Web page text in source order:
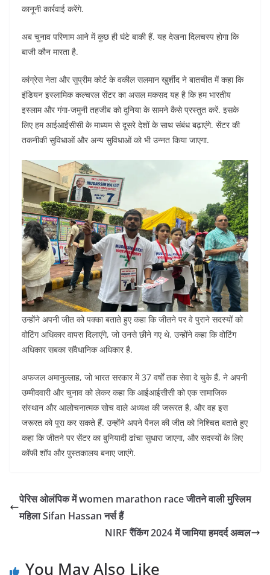
कानूनी कार्रवाई करेंगे.
अब चुनाव परिणाम आने में कुछ ही घंटे बाकी हैं. यह देखना दिलचस्प होगा कि
बाजी कौन मारता है.
कांग्रेस नेता और सुप्रीम कोर्ट के वकील सलमान खुर्शीद ने बातचीत में कहा कि
इंडियन इस्लामिक कल्चरल सेंटर का असल मकसद यह है कि हम भारतीय
इस्लाम और गंगा-जमुनी तहजीब को दुनिया के सामने कैसे प्रस्तुत करें. इसके
लिए हम आईआईसीसी के माध्यम से दूसरे देशों के साथ संबंध बढ़ाएंगे. सेंटर की
तकनीकी सुविधाओं और अन्य सुविधाओं को भी उन्नत किया जाएगा.
उन्होंने अपनी जीत को पक्का बताते हुए कहा कि जीतने पर वे पुराने सदस्यों को
वोटिंग अधिकार वापस दिलाएंगे, जो उनसे छीने गए थे. उन्होंने कहा कि वोटिंग
अधिकार सबका संवैधानिक अधिकार है.
अफजल अमानुल्लाह, जो भारत सरकार में 37 वर्षों तक सेवा दे चुके हैं, ने अपनी
उम्मीदवारी और चुनाव को लेकर कहा कि आईआईसीसी को एक सामाजिक
संस्थान और आलोचनात्मक सोच वाले अध्यक्ष की जरूरत है, और वह इस
जरूरत को पूरा कर सकते हैं. उन्होंने अपने पैनल की जीत को निश्चित बताते हुए
कहा कि जीतने पर सेंटर का बुनियादी ढांचा सुधारा जाएगा, और सदस्यों के लिए
कॉफी शॉप और पुस्तकालय बनाए जाएंगे.
पेरिस ओलंपिक में women marathon race जीतने वाली मुस्लिम
महिला Sifan Hassan नर्स हैं
NIRF रैंकिंग 2024 में जामिया हमदर्द अव्वल
You May Also Like